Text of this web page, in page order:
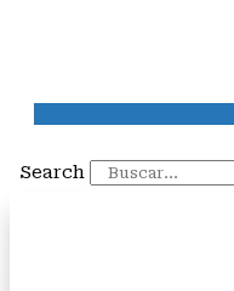
Search